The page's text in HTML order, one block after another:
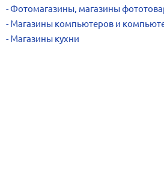
Фотомагазины, магазины
Магазины компьютеров и
Магазины кухни